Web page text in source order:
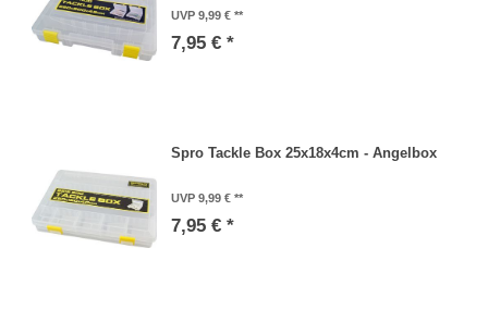
UVP 9,99 €
7,95 € *
Spro Tackle Box 25x18x4cm - Angelbox
UVP 9,99 €
7,95 € *